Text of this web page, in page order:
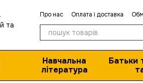
Про нас Оплата і доставка
Навчальна
література
Батьки